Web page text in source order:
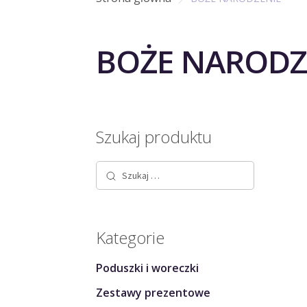
BOŻE
Szukaj produktu
Kategorie
Poduszki i woreczki
Zestawy prezentowe